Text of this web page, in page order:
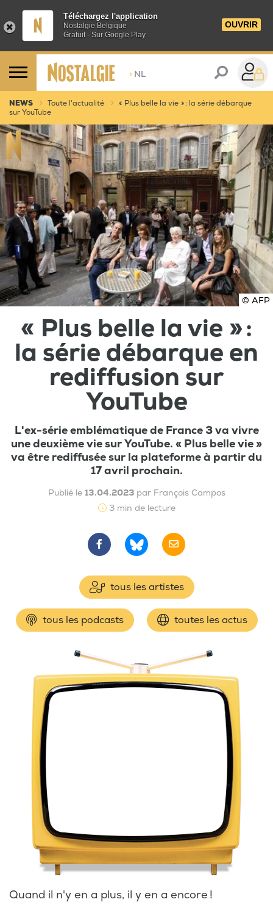
Téléchargez l'application
Nostalgie Belgique
Gratuit - Sur Google Play
OUVRIR
> NL
NEWS Toute l'actualité
« Plus belle la vie » : la série débarque
sur YouTube
© AFP
« Plus belle la vie » :
la série débarque en
rediffusion sur
YouTube
L'ex-série emblématique de France 3 va vivre
une deuxième vie sur YouTube. « Plus belle vie »
va être rediffusée sur la plateforme à partir du
17 avril prochain.
Publié le 13.04.2023 par François Campos
3 min de lecture
tous les artistes
tous les podcasts toutes les actus
Quand il n'y en a plus, il y en a encore !